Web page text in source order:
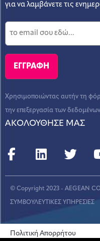
για να λαμβάνετε τις
Χρησιμοποιώντας αυτήν τη
την επεξεργασία των
ΑΚΟΛΟΥΘΗΣΕ ΜΑΣ
© Copyright 2023 - AEGEAN
ΣΥΜΒΟΥΛΕΥΤΙΚΕΣ ΥΠΗΡΕΣΙΕΣ
Πολιτική Απορρήτου